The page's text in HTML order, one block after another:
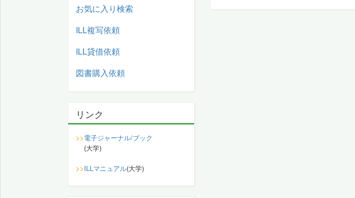
お気に入り検索
ILL複写依頼
ILL貸借依頼
図書購入依頼
リンク
>>電子ジャーナル/ブック
(大学)
>>ILLマニュアル(大学)